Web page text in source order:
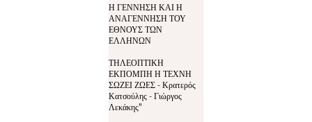
Η ΓΕΝΝΗΣΗ ΚΑΙ Η
ΑΝΑΓΕΝΝΗΣΗ ΤΟΥ
ΕΘΝΟΥΣ ΤΩΝ
ΕΛΛΗΝΩΝ
ΤΗΛΕΟΠΤΙΚΗ
ΕΚΠΟΜΠΗ Η ΤΕΧΝΗ
ΣΩΖΕΙ ΖΩΕΣ - Κρατερός
Κατσούλης - Γιώργος
Λεκάκης"